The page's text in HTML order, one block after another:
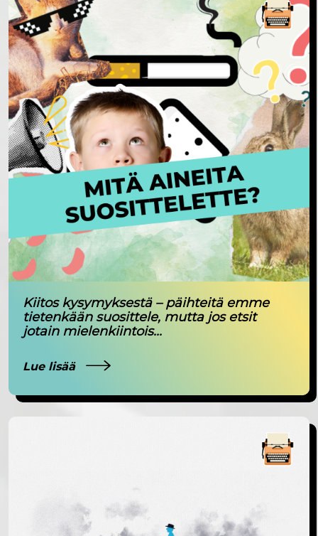
Kiitos kysymyksestä – päihteitä emme
tietenkään suosittele, mutta jos etsit
jotain mielenkiintois...
Lue lisää